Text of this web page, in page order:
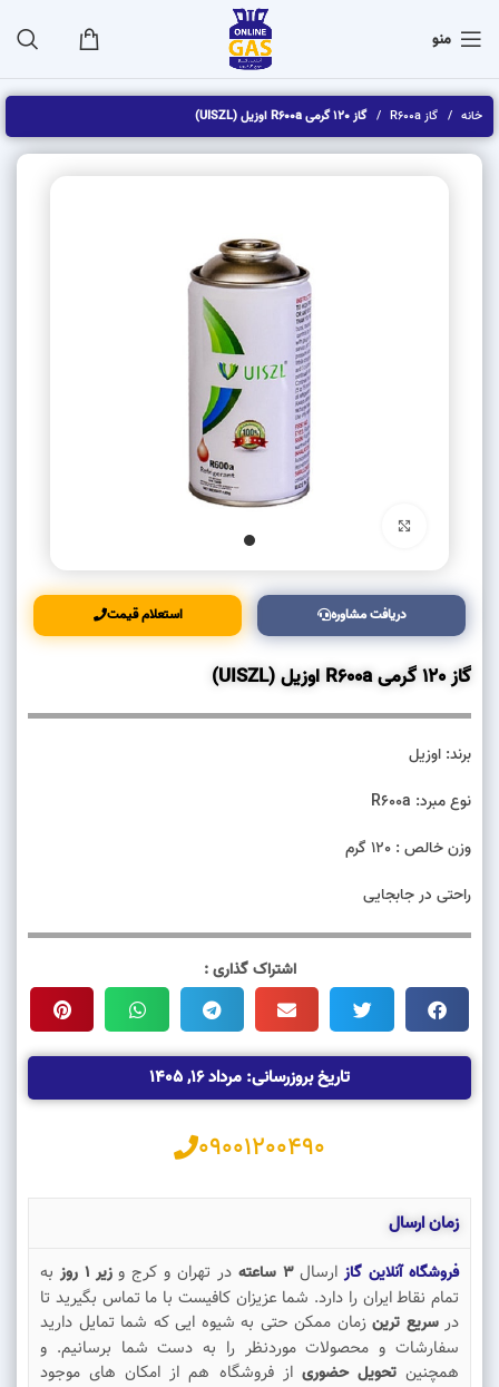
منو
خانه گاز R600a گاز 120 گرمی R600a اوزیل (UISZL)
دریافت مشاوره استعلام قیمت
گاز 120 گرمی R600a اوزیل (UISZL)
برند: اوزیل
نوع مبرد: R600a
وزن خالص : 120 گرم
راحتی در جابجایی
اشتراک گذاری :
تاریخ بروزرسانی: مرداد 16, 1405
09001200490
زمان ارسال
فروشگاه آنلاین گاز ارسال3 ساعته در تهران و کرج وزیر 1 روز
به
تمام نقاط ایران را دارد. شما عزیزان کافیست با ما تماس بگیرید تا
درسریع ترین زمان ممکن حتی به شیوه ایی که شما تمایل دارید
سفارشات و محصولات موردنظر را به دست شما برسانیم. و
همچنینتحویل حضوری از فروشگاه هم از امکان های موجود